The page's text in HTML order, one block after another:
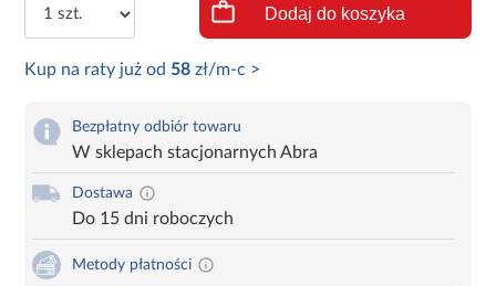
Dodaj do koszyka
Kup na raty już od 58 zł/m-c >
Bezpłatny odbiór towaru
W sklepach stacjonarnych Abra
Dostawa
Do 15 dni roboczych
Metody płatności